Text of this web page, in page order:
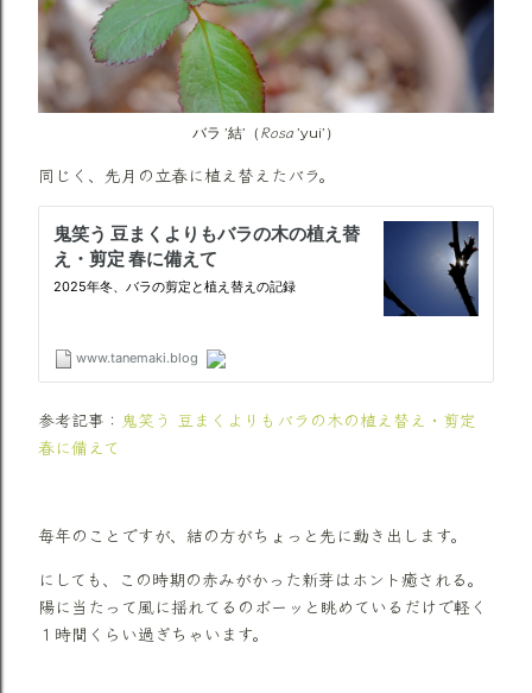
バラ ’結’（ Rosa ’yui’）
同じく、先月の立春に植え替えたバラ。
参考記事： 鬼笑う 豆まくよりもバラの木の植え替え・剪定
春に備えて
毎年のことですが、結の方がちょっと先に動き出します。
にしても、この時期の赤みがかった新芽はホント癒される。
陽に当たって風に揺れてるのボーッと眺めているだけで軽く
１時間くらい過ぎちゃいます。